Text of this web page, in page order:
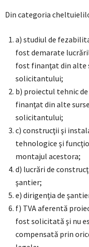
Din categoria
a) studiul de
fost demarate
fost finanţat din alte
solicitantului;
b) proiectul tehnic de
finanţat din alte
solicitantului;
c) construcţii şi
tehnologice şi
montajul acestora;
d) lucrări de
şantier;
e) dirigenţia de
f) TVA aferentă
fost solicitată şi nu
compensată prin